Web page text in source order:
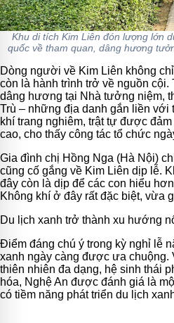
Khu di tích Kim Liên đón lượng lớn
quốc về tham quan, dâng hương
Dòng người về Kim Liên không
còn là hành trình trở về nguồn cội.
dâng hương tại Nhà tưởng niệm,
Trù – những địa danh gắn liền với
khí trang nghiêm, trật tự được
cao, cho thấy công tác tổ chức
Gia đình chị Hồng Nga (Hà Nội)
cũng cố gắng về Kim Liên dịp lễ.
đây còn là dịp để các con hiểu
Không khí ở đây rất đặc biệt, vừa
Du lịch xanh trở thành xu hướng
Điểm đáng chú ý trong kỳ nghỉ lễ
xanh ngày càng được ưa chuộng.
thiên nhiên đa dạng, hệ sinh thái
hóa, Nghệ An được đánh giá là
có tiềm năng phát triển du lịch